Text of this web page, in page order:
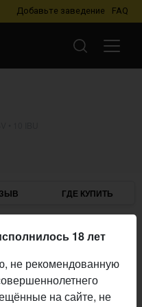
Добавьте заведение FAQ
ГДЕ КУПИТЬ
18 лет
не рекомендованную
на сайте, не